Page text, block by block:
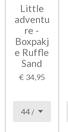
Little
adventu
re -
Boxpakj
e Ruffle
Sand
€ 34,95